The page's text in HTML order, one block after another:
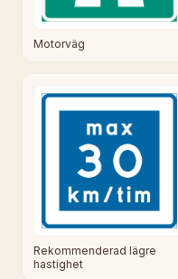
Motorväg
Rekommenderad lägre
hastighet